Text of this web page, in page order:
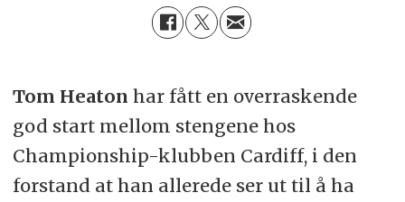
Tom Heaton har fått en overraskende
god start mellom stengene hos
Championship-klubben Cardiff, i den
forstand at han allerede ser ut til å ha